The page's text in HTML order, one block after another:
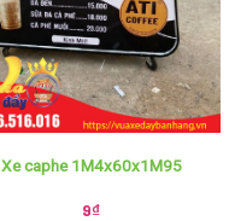
Xe caphe 1M4x60x1M95
9₫